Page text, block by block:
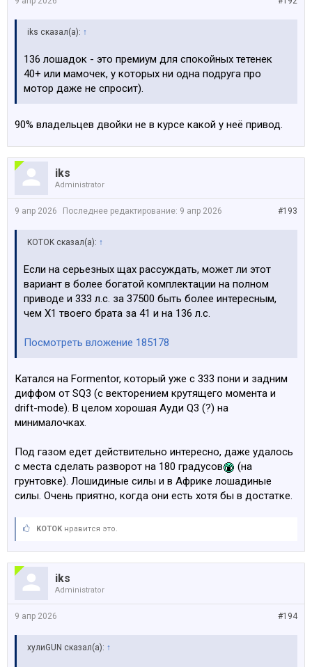
iks сказал(а): ↑
136 лошадок - это премиум для спокойных тетенек
40+ или мамочек, у которых ни одна подруга про
мотор даже не спросит).
90% владельцев двойки не в курсе какой у неё привод.
iks
Administrator
#193
9 апр 2026 Последнее редактирование: 9 апр 2026
KOTOK сказал(а): ↑
Если на серьезных щах рассуждать, может ли этот
вариант в более богатой комплектации на полном
приводе и 333 л.с. за 37500 быть более интересным,
чем Х1 твоего брата за 41 и на 136 л.с.
Посмотреть вложение 185178
Катался на Formentor, который уже с 333 пони и задним
диффом от SQ3 (c векторением крутящего момента и
drift-mode). В целом хорошая Ауди Q3 (?) на
минималочках.
Под газом едет действительно интересно, даже удалось
с места сделать разворот на 180 градусов
(на
грунтовке). Лошидиные силы и в Африке лошадиные
силы. Очень приятно, когда они есть хотя бы в достатке.
KOTOK нравится это.
iks
Administrator
#194
9 апр 2026
хулиGUN сказал(а): ↑